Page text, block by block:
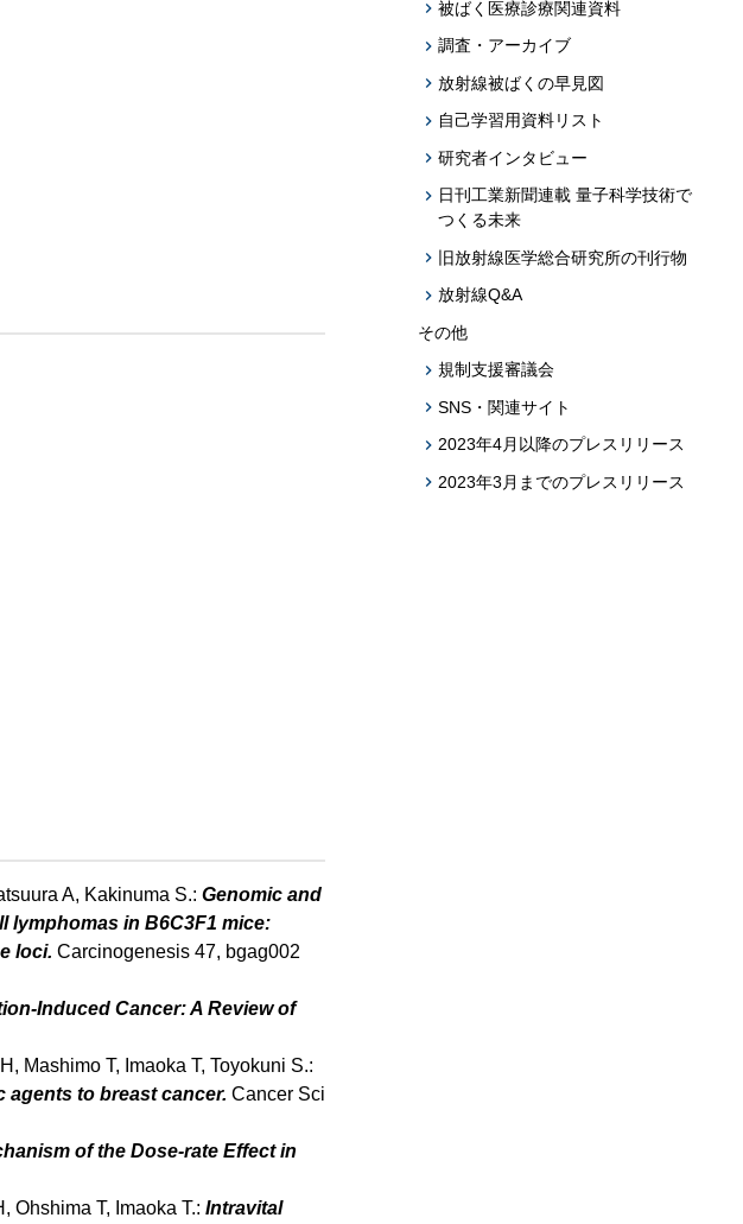
A, Kakinuma S.: Genomic and
lymphomas in B6C3F1 mice:
loci. Carcinogenesis 47, bgag002
Induced Cancer: A Review of
Mashimo T, Imaoka T, Toyokuni S.:
to breast cancer. Cancer Sci
of the Dose-rate Effect in
Ohshima T, Imaoka T.: Intravital
被ばく医療診療関連資料
調査・アーカイブ
放射線被ばくの早見図
自己学習用資料リスト
研究者インタビュー
日刊工業新聞連載 量子科学技術で
つくる未来
旧放射線医学総合研究所の刊行物
放射線Q&A
その他
規制支援審議会
SNS・関連サイト
2023年4月以降のプレスリリース
2023年3月までのプレスリリース